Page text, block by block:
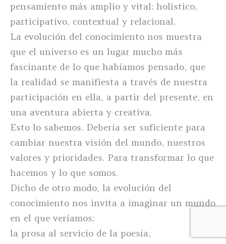
pensamiento más amplio y vital: holístico,
participativo, contextual y relacional.
La evolución del conocimiento nos muestra
que el universo es un lugar mucho más
fascinante de lo que habíamos pensado, que
la realidad se manifiesta a través de nuestra
participación en ella, a partir del presente, en
una aventura abierta y creativa.
Esto lo sabemos. Debería ser suficiente para
cambiar nuestra visión del mundo, nuestros
valores y prioridades. Para transformar lo que
hacemos y lo que somos.
Dicho de otro modo, la evolución del
conocimiento nos invita a imaginar un mundo
en el que veríamos:
la prosa al servicio de la poesía,